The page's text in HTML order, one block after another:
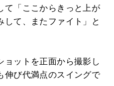
て「ここからきっと上が
して、またファイト」と
ョットを正面から撮影し
伸び代満点のスイングで